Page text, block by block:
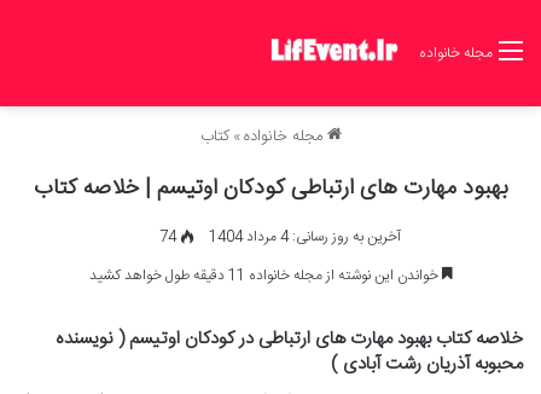
مجله خانواده
مجله خانواده» کتاب
بهبود مهارت های ارتباطی کودکان اوتیسم | خلاصه کتاب
آخرین به روز رسانی: 4 مرداد 1404
74
خواندن این نوشته از مجله خانواده 11 دقیقه طول خواهد کشید
خلاصه کتاب بهبود مهارت های ارتباطی در کودکان اوتیسم ( نویسنده
محبوبه آذریان رشت آبادی )